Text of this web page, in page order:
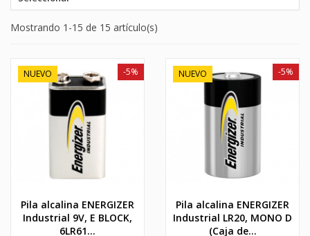
Mostrando 1-15 de 15 artículo(s)
NUEVO
Pila alcalina ENERGIZER
Industrial 9V, E BLOCK,
6LR61...
-5% NUEVO
Pila alcalina ENERGIZER
Industrial LR20, MONO D
(Caja de...
-5%